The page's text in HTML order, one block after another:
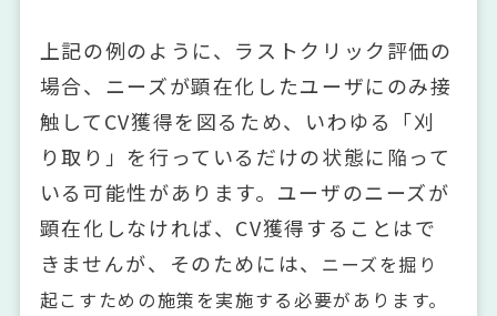
上記の例のように、ラストクリック評価の
場合、ニーズが顕在化したユーザにのみ接
触してCV獲得を図るため、いわゆる「刈
り取り」を行っているだけの状態に陥って
いる可能性があります。ユーザのニーズが
顕在化しなければ、CV獲得することはで
きませんが、そのためには、 ニーズを掘り
起こすための施策を実施する必要があります。